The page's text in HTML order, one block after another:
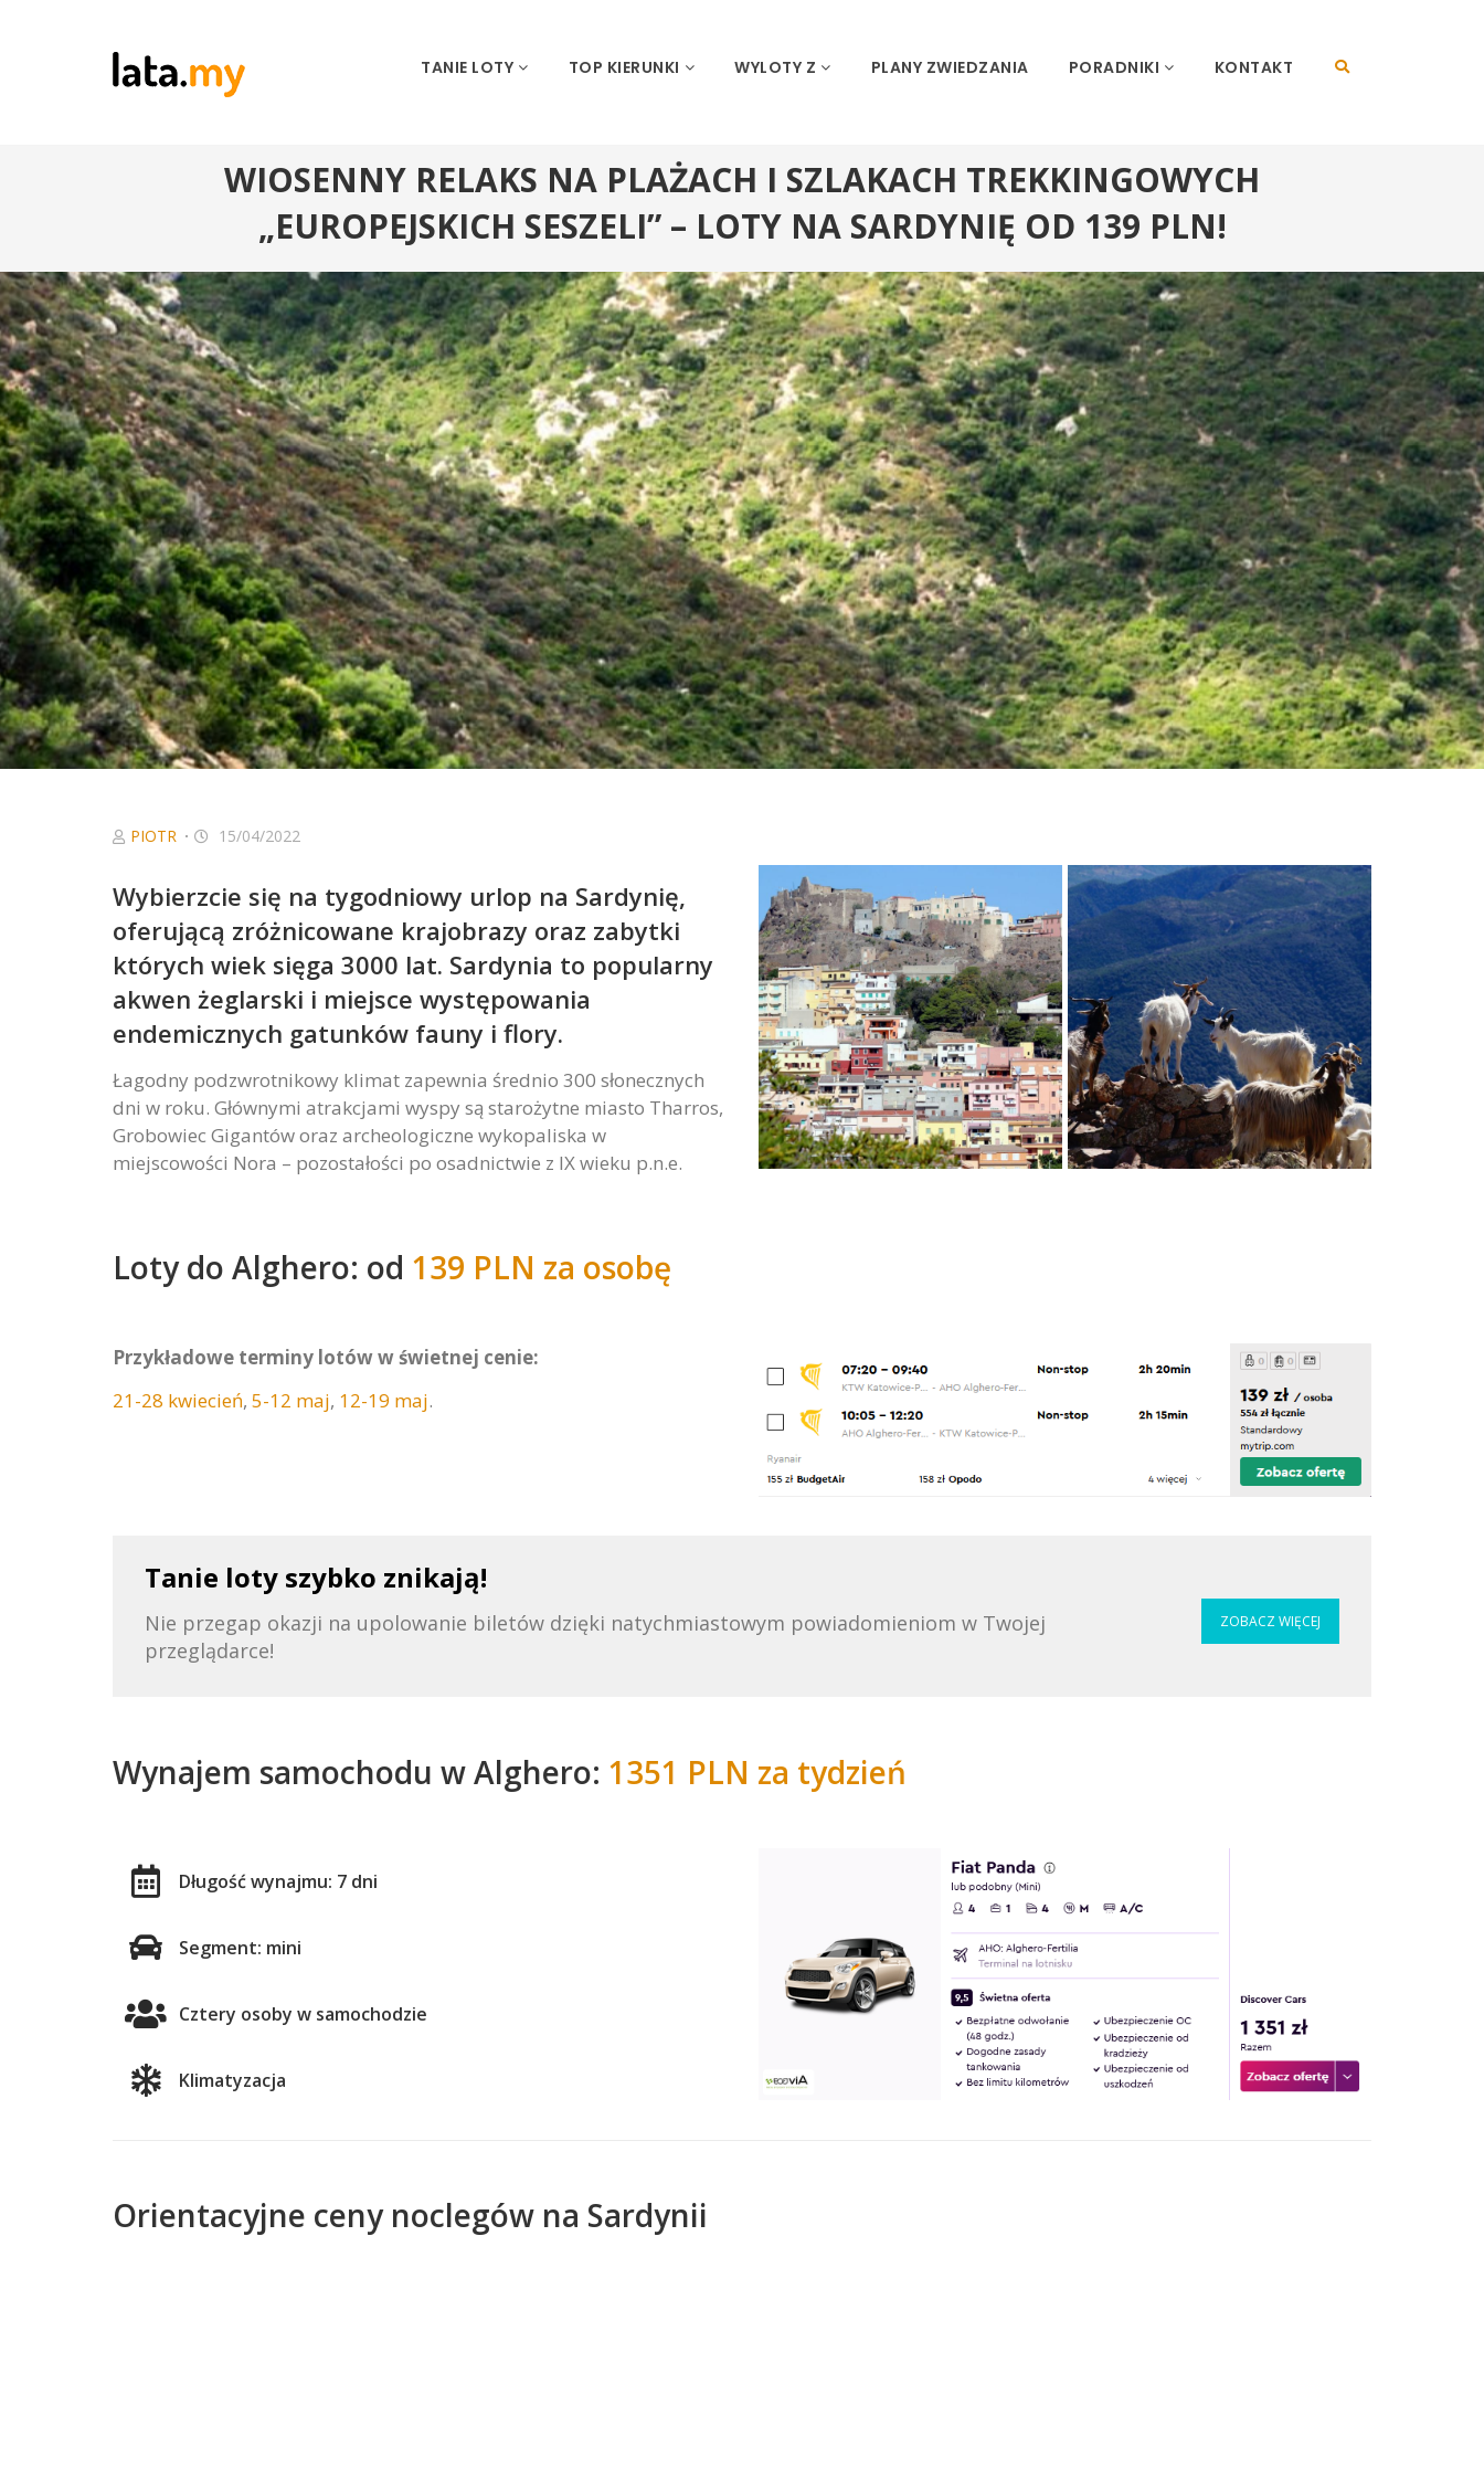
TANIE LOTY TOP KIERUNKI WYLOTY Z PLANY ZWIEDZANIA PORADNIKI KONTAKT
WIOSENNY RELAKS NA PLAŻACH I SZLAKACH TREKKINGOWYCH
„EUROPEJSKICH SESZELI” – LOTY NA SARDYNIĘ OD 139 PLN!
PIOTR 15/04/2022
Wybierzcie się na tygodniowy urlop na Sardynię,
oferującą zróżnicowane krajobrazy oraz zabytki
których wiek sięga 3000 lat. Sardynia to popularny
akwen żeglarski i miejsce występowania
endemicznych gatunków fauny i flory.
Łagodny podzwrotnikowy klimat zapewnia średnio 300 słonecznych
dni w roku. Głównymi atrakcjami wyspy są starożytne miasto Tharros,
Grobowiec Gigantów oraz archeologiczne wykopaliska w
miejscowości Nora – pozostałości po osadnictwie z IX wieku p.n.e.
Loty do Alghero: od 139 PLN za osobę
Przykładowe terminy lotów w świetnej cenie:
21-28 kwiecień, 5-12 maj, 12-19 maj.
Tanie loty szybko znikają!
Nie przegap okazji na upolowanie biletów dzięki natychmiastowym powiadomieniom w Twojej
przeglądarce!
ZOBACZ WIĘCEJ
Wynajem samochodu w Alghero: 1351 PLN za tydzień
Długość wynajmu: 7 dni
Segment: mini
Cztery osoby w samochodzie
Klimatyzacja
Orientacyjne ceny noclegów na Sardynii
Niezbędne
Ciasteczka, bez
których serwis
nie będzie w
pełni
funkcjonował
zgodnie z
zamierzeniem.
W szczególności
to ciasteczka
sieci
afiliacyjnych, z
Analytics, dzięki
któremu serwis
może być coraz
lepszy.
Marketing
W chwili obecnej
nie używamy
dodatkowych
narzędzi
marketingowych,
lecz nie